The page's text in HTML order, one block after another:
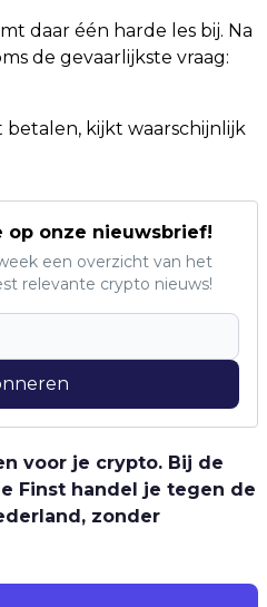
daar één harde les bij. Na
de gevaarlijkste vraag:
betalen, kijkt waarschijnlijk
op onze nieuwsbrief!
een overzicht van het
relevante crypto nieuws!
voor je crypto. Bij de
Finst handel je tegen de
zonder